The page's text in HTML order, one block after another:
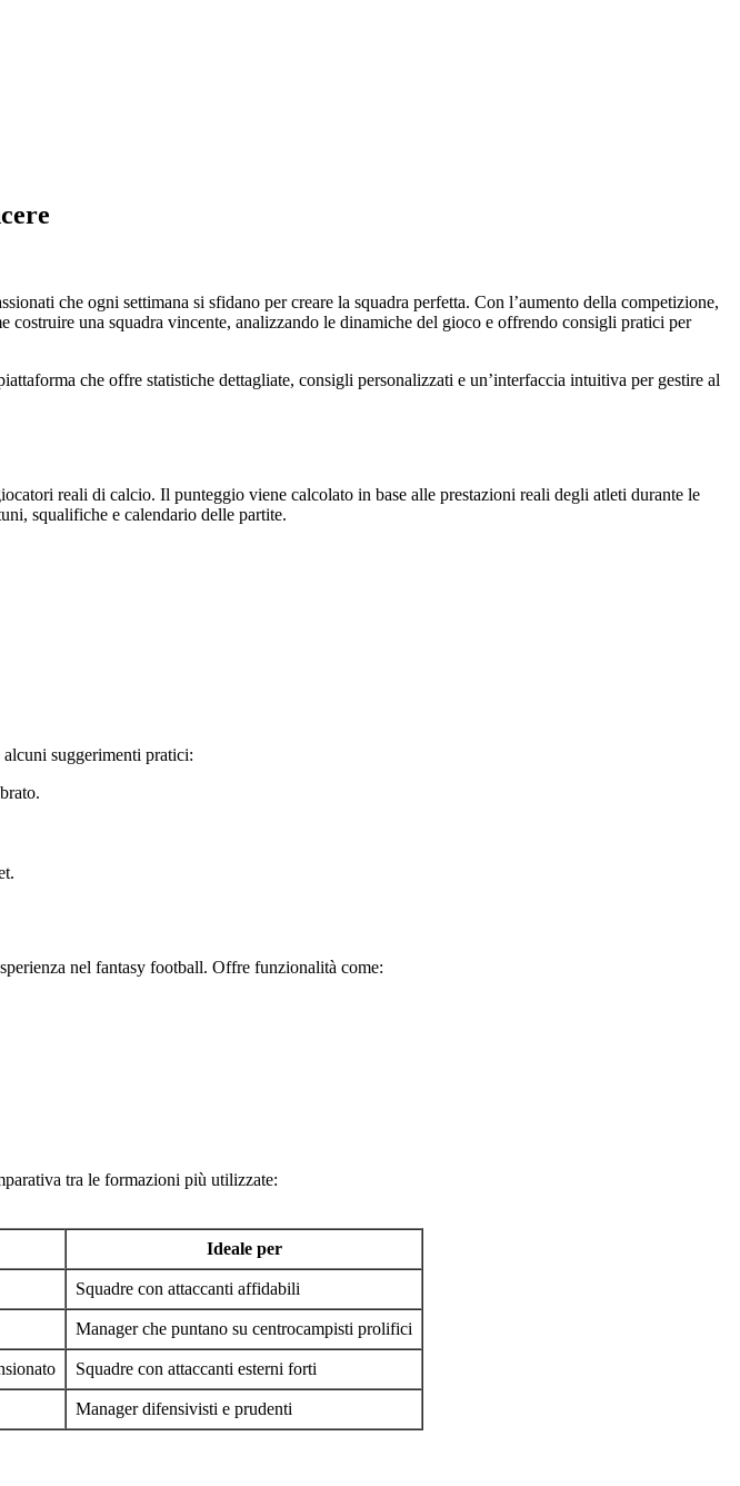
che ogni settimana si sfidano per creare la squadra perfetta. Con l’aumento della competizione,
una squadra vincente, analizzando le dinamiche del gioco e offrendo consigli pratici per
che offre statistiche dettagliate, consigli personalizzati e un’interfaccia intuitiva per gestire al
reali di calcio. Il punteggio viene calcolato in base alle prestazioni reali degli atleti durante le
squalifiche e calendario delle partite.
suggerimenti pratici:
nel fantasy football. Offre funzionalità come:
tra le formazioni più utilizzate:
Ideale per
Squadre con attaccanti affidabili
Manager che puntano su centrocampisti prolifici
Squadre con attaccanti esterni forti
Manager difensivisti e prudenti